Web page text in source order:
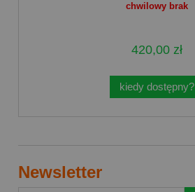
chwilowy brak
420,00 zł
kiedy dostępny?
Newsletter